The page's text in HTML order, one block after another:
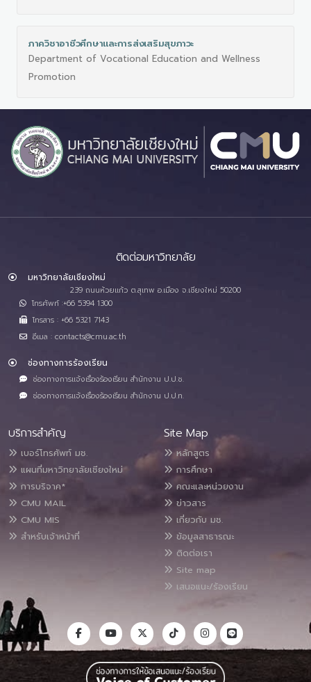
ภาควิชาอาชีวศึกษาและการส่งเสริมสุขภาวะ
Department of Vocational Education and Wellness
Promotion
ติดต่อมหาวิทยาลัย
มหาวิทยาลัยเชียงใหม่
239 ถนนห้วยแก้ว ต.สุเทพ อ.เมือง จ.เชียงใหม่ 50200
โทรศัพท์ :+66 5394 1300
โทรสาร : +66 5321 7143
อีเมล : contacts@cmu.ac.th
ช่องทางการร้องเรียน
ช่องทางการแจ้งเรื่องร้องเรียน สำนักงาน ป.ป.ช.
ช่องทางการแจ้งเรื่องร้องเรียน สำนักงาน ป.ป.ท.
บริการสำคัญ
เบอร์โทรศัพท์ มช.
แผนที่มหาวิทยาลัยเชียงใหม่
การบริจาค*
CMU MAIL
CMU MIS
สำหรับเจ้าหน้าที่
Site Map
หลักสูตร
การศึกษา
คณะและหน่วยงาน
ข่าวสาร
เกี่ยวกับ มช.
ข้อมูลสาธารณะ
ติดต่อเรา
Site map
เสนอแนะ/ร้องเรียน